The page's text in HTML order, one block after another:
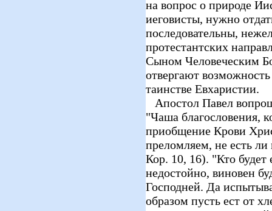
на вопрос о природе
иеговисты, нужно
последовательны,
протестантских
Сыном Человеческим
отвергают
таинстве Евхаристии.
Апостол Павел
"Чаша благословения,
приобщение Крови
преломляем, не есть
Кор. 10, 16). "Кто
недостойно, виновен
Господней. Да
образом пусть ест от